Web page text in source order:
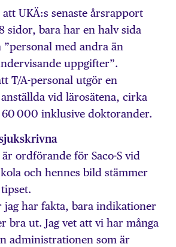
UKÄ:s senaste årsrapport
sidor, bara har en halv sida
med andra än
uppgifter”.
T/A-personal utgör en
vid lärosätena, cirka
000 inklusive doktorander.
ordförande för Saco-S vid
och hennes bild stämmer
jag har fakta, bara indikationer
bra ut. Jag vet att vi har många
administrationen som är